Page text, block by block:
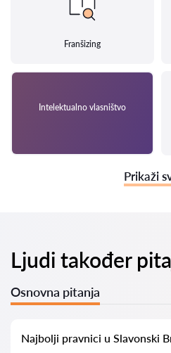
Franšizing
Intelektualno vlasništvo
Prikaži
Ljudi također
Osnovna pitanja
Najbolji pravnici u Slavonski